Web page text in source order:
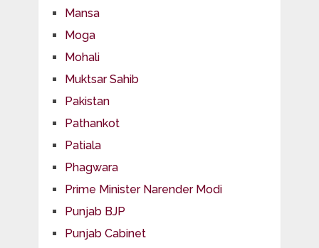
Mansa
Moga
Mohali
Muktsar Sahib
Pakistan
Pathankot
Patiala
Phagwara
Prime Minister Narender Modi
Punjab BJP
Punjab Cabinet